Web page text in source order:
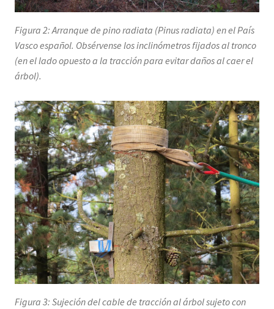
Figura 2: Arranque de pino radiata (Pinus radiata) en el País
Vasco español. Obsérvense los inclinómetros fijados al tronco
(en el lado opuesto a la tracción para evitar daños al caer el
árbol).
Figura 3: Sujeción del cable de tracción al árbol sujeto con